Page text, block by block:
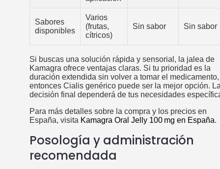
Sabores
disponibles
Varios
(frutas,
cítricos)
Sin sabor Sin sabor
Si buscas una solución rápida y sensorial, la jalea de
Kamagra ofrece ventajas claras. Si tu prioridad es la
duración extendida sin volver a tomar el medicamento,
entonces Cialis genérico puede ser la mejor opción.
decisión final dependerá de tus necesidades
Para más detalles sobre la compra y los precios en
España, visita Kamagra Oral Jelly 100 mg en España.
Posología y administración
recomendada